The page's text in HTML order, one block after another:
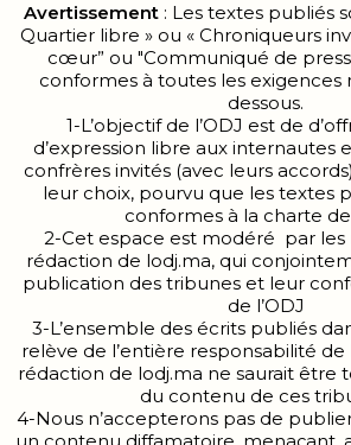
Avertissement: Les textes publiés
Quartier libre » ou « Chroniqueurs
cœur” ou "Communiqué de
conformes à toutes les exigences
dessous.
1-L’objectif de l’ODJ est de
d’expression libre aux internautes
confrères invités (avec leurs
leur choix, pourvu que les textes
conformes à la charte de
2-Cet espace est modéré par
rédaction de lodj.ma, qui
publication des tribunes et leur
de l’ODJ
3-L’ensemble des écrits publiés
relève de l’entière responsabilité de
rédaction de lodj.ma ne saurait être
du contenu de ces
4-Nous n’accepterons pas de